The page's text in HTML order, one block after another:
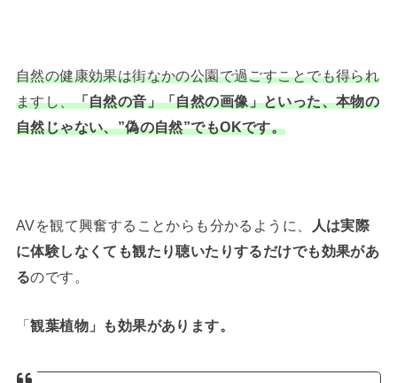
自然の健康効果は街なかの公園で過ごすことでも得られ
ますし、「自然の音」「自然の画像」といった、本物の
自然じゃない、”偽の自然”でもOKです。
AVを観て興奮することからも分かるように、
人は実際
に体験しなくても観たり聴いたりするだけでも効果があ
るのです。
「観葉植物」も効果があります。